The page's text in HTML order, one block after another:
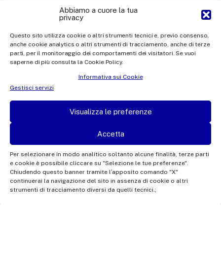
Abbiamo a cuore la tua
privacy
Questo sito utilizza cookie o altri strumenti tecnici e, previo consenso,
anche cookie analytics o altri strumenti di tracciamento, anche di terze
parti, per il monitoraggio dei comportamenti dei visitatori. Se vuoi
saperne di più consulta la Cookie Policy.
Informativa sui Cookie
Gestisci servizi
Visualizza le preferenze
Accetta
Per selezionare in modo analitico soltanto alcune finalità, terze parti
e cookie è possibile cliccare su "Selezione le tue preferenze".
Chiudendo questo banner tramite l′apposito comando "X"
continuerai la navigazione del sito in assenza di cookie o altri
strumenti di tracciamento diversi da quelli tecnici.;
Musica contemporanea
Rai Com S.p.A. - Società con unico socio
Sede Legale: Via Umberto Novaro, 18 00195 Roma
Capitale sociale €10.320.000,00 i.v. | Responsabile protezione
dati: dporaicom@rai.it | Direzione e coordinamento: Rai –